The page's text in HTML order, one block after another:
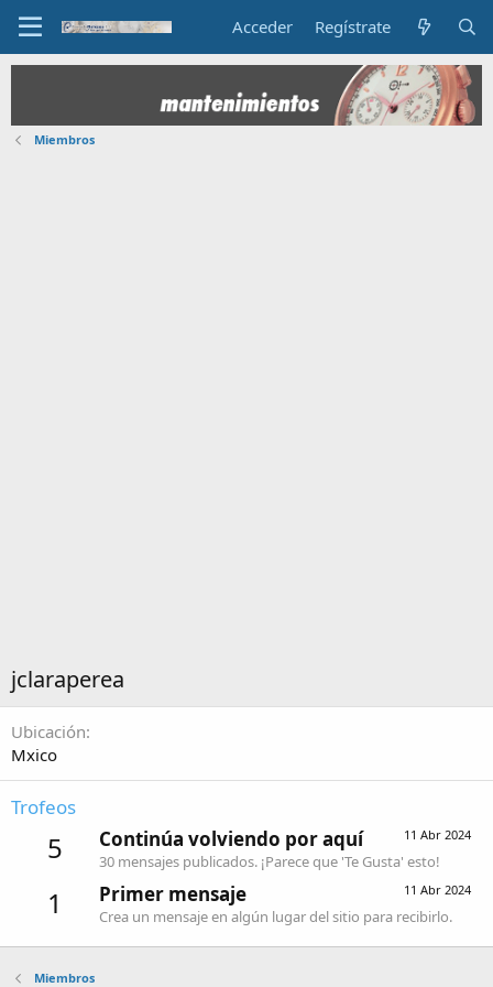
Acceder Regístrate
Miembros
jclaraperea
Ubicación
Mxico
Trofeos
5 11 Abr 2024
Continúa volviendo por aquí
30 mensajes publicados. ¡Parece que 'Te Gusta' esto!
1 11 Abr 2024
Primer mensaje
Crea un mensaje en algún lugar del sitio para recibirlo.
Miembros